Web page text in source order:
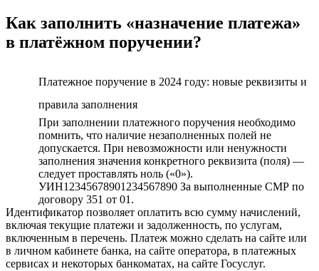
Как заполнить «назначение платежа»
в платёжном поручении?
Платежное поручение в 2024 году: новые реквизиты и
правила заполнения
При заполнении платежного поручения необходимо
помнить, что наличие незаполненных полей не
допускается. При невозможности или ненужности
заполнения значения конкретного реквизита (поля) —
следует проставлять ноль («0»).
УИН12345678901234567890 За выполненные СМР по
договору 351 от 01.
Идентификатор позволяет оплатить всю сумму начислений,
включая текущие платежи и задолженность, по услугам,
включенным в перечень. Платеж можно сделать на сайте или
в личном кабинете банка, на сайте оператора, в платежных
сервисах и некоторых банкоматах, на сайте Госуслуг.